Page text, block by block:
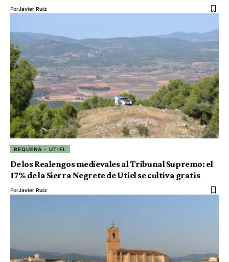
PorJavier Ruiz
REQUENA - UTIEL
De los Realengos medievales al Tribunal Supremo: el
17% de la Sierra Negrete de Utiel se cultiva gratis
PorJavier Ruiz